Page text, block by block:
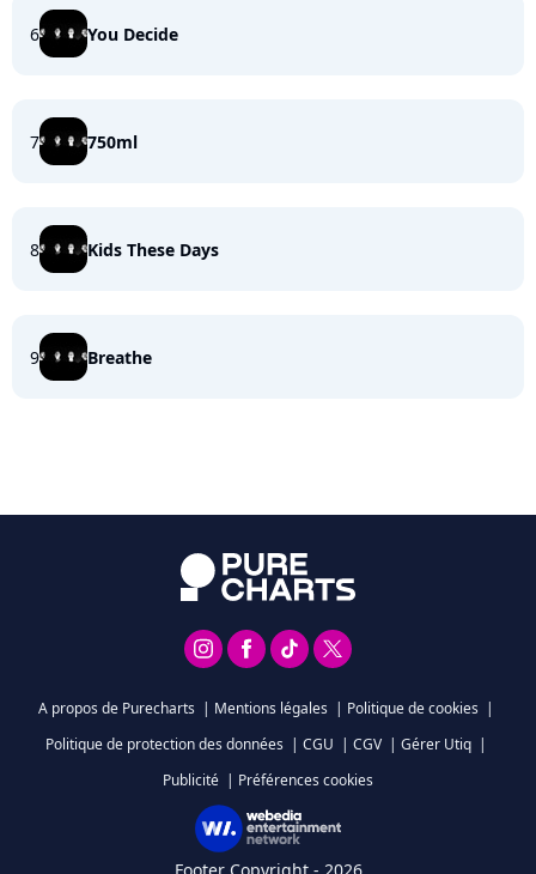
6 You Decide
7 750ml
8 Kids These Days
9 Breathe
A propos de Purecharts | Mentions légales | Politique de cookies |
Politique de protection des données | CGU | CGV | Gérer Utiq |
Publicité | Préférences cookies